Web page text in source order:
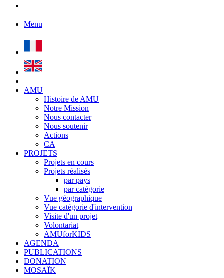
Menu
AMU
Histoire de AMU
Notre Mission
Nous contacter
Nous soutenir
Actions
CA
PROJETS
Projets en cours
Projets réalisés
par pays
par catégorie
Vue géographique
Vue catégorie d'intervention
Visite d'un projet
Volontariat
AMUforKIDS
AGENDA
PUBLICATIONS
DONATION
MOSAÏK